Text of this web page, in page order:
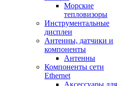
Морские
тепловизоры
Инструментальные
дисплеи
Антенны, датчики и
компоненты
Антенны
Компоненты сети
Ethernet
Аксессуары для